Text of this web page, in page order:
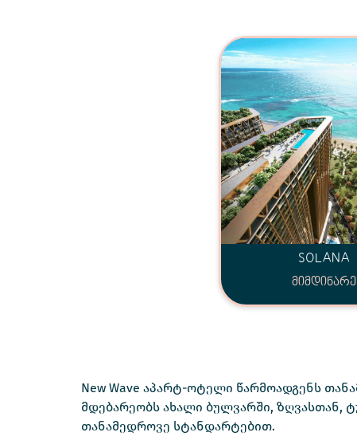
SOLANA
მიმდინარე
New Wave აპარტ-ოტელი წარმოადგენს
მდებარეობს ახალი ბულვარში, ზღვასთან,
თანამედროვე სტანდარტებით.